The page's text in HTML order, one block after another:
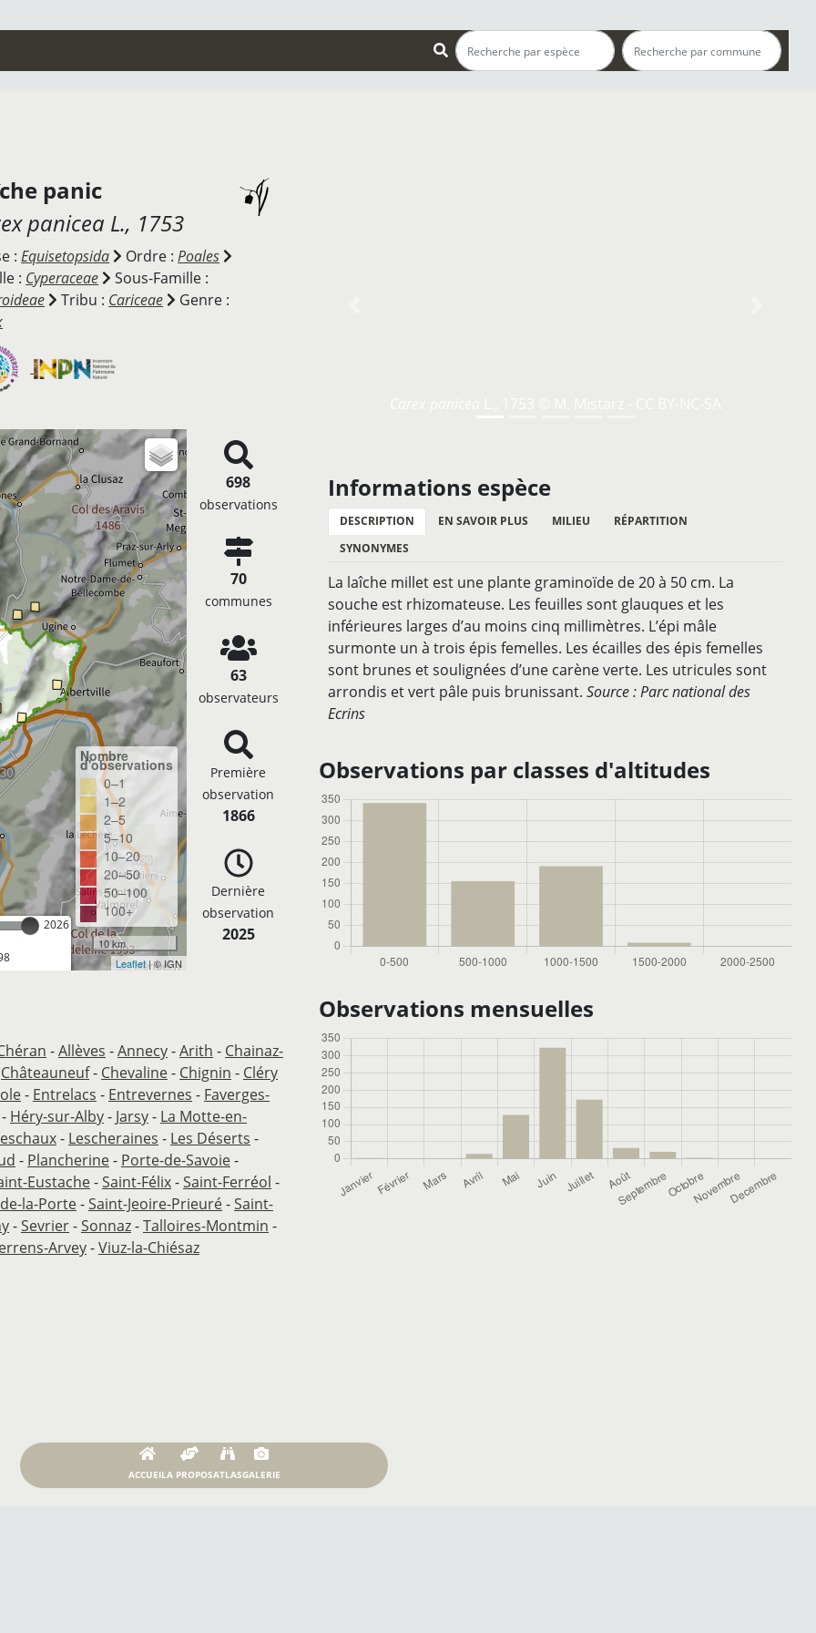
panic
panicea L., 1753
:Equisetopsida Ordre :Poales
: Cyperaceae
Sous-Famille :
Tribu : Cariceae
Genre :
2026
Nombre
d'observations
0–1
1–2
2–5
5–10
10–20
20–50
50–100
100+
10 km
Leaflet| © IGN
698
observations
70
communes
63
observateurs
Première
observation
1866
Dernière
observation
2025
-Allèves -Annecy-Arith - Chainaz-
Châteauneuf- Chevaline- Chignin - Cléry
- Entrelacs - Entrevernes - Faverges-
Héry-sur-Alby- Jarsy- La Motte-en-
- Lescheraines - Les Déserts -
- Plancherine- Porte-de-Savoie-
Eustache-Saint-Félix-Saint-Ferréol -
la-Porte-Saint-Jeoire-Prieuré-Saint-
-Sevrier-Sonnaz-Talloires-Montmin -
Arvey-Viuz-la-Chiésaz
Informations espèce
DESCRIPTION EN SAVOIR PLUS MILIEU
RÉPARTITION
SYNONYMES
La laîche millet est une plante graminoïde de 20 à 50 cm. La
souche est rhizomateuse. Les feuilles sont glauques et les
inférieures larges d’au moins cinq millimètres. L’épi mâle
surmonte un à trois épis femelles. Les écailles des épis femelles
sont brunes et soulignées d’une carène verte. Les utricules sont
arrondis et vert pâle puis brunissant.Source : Parc national des
Ecrins
Observations par classes d'altitudes
Observations mensuelles